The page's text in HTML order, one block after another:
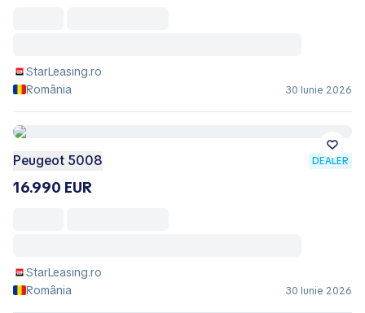
StarLeasing.ro
România
30 Iunie 2026
Peugeot 5008 DEALER
16.990 EUR
StarLeasing.ro
România
30 Iunie 2026